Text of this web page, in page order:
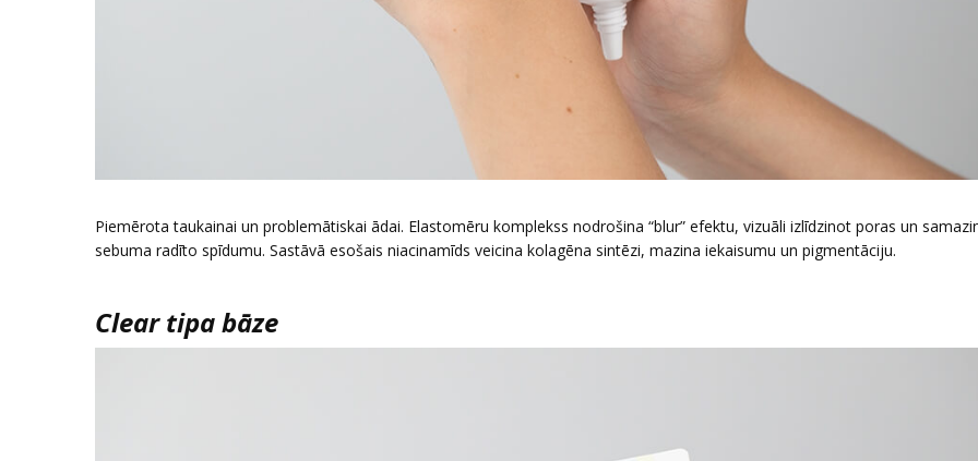
Piemērota taukainai un problemātiskai ādai. Elastomēru komplekss nodrošina “blur” efektu, vizuāli izlīdzinot poras un
sebuma radīto spīdumu. Sastāvā esošais niacinamīds veicina kolagēna sintēzi, mazina iekaisumu un pigmentāciju.
Clear tipa bāze